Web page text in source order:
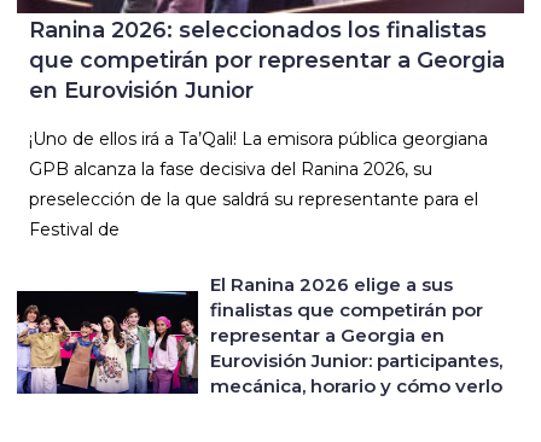
Ranina 2026: seleccionados los finalistas
que competirán por representar a Georgia
en Eurovisión Junior
¡Uno de ellos irá a Ta’Qali! La emisora pública georgiana
GPB alcanza la fase decisiva del Ranina 2026, su
preselección de la que saldrá su representante para el
Festival de
El Ranina 2026 elige a sus
finalistas que competirán por
representar a Georgia en
Eurovisión Junior: participantes,
mecánica, horario y cómo verlo